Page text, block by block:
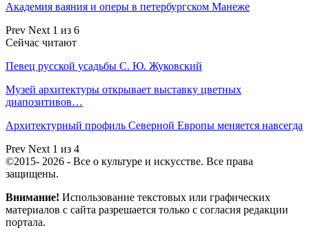
Академия ваяния и оперы в петербургском Манеже
Prev Next 1 из 6
Сейчас читают
Певец русской усадьбы С. Ю. Жуковский
Музей архитектуры открывает выставку цветных
диапозитивов…
Архитектурный профиль Северной Европы меняется навсегда
Prev Next 1 из 4
©2015- 2026 - Все о культуре и искусстве. Все права
защищены.
Внимание! Использование текстовых или графических
материалов с сайта разрешается только c согласия редакции
портала.